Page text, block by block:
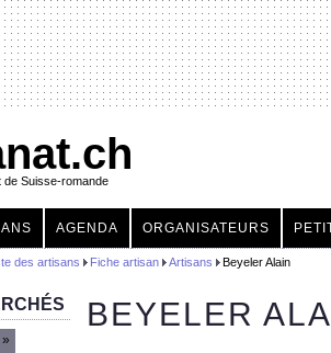
de Suisse-romande
AGENDA ORGANISATEURS
des artisans Fiche artisan Artisans Beyeler Alain
»
BEYELER